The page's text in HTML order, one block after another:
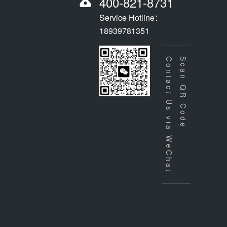
Service Hotline：
18939781351
Scan QR Code
Contact Us via WeChat